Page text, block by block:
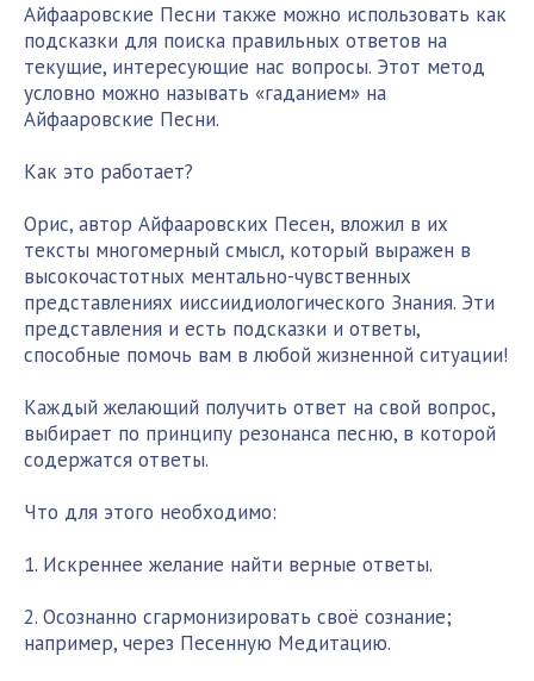
Айфааровские Песни также можно использовать как
подсказки для поиска правильных ответов на
текущие, интересующие нас вопросы. Этот метод
условно можно называть «гаданием» на
Айфааровские Песни.
Как это работает?
Орис, автор Айфааровских Песен, вложил в их
тексты многомерный смысл, который выражен в
высокочастотных ментально-чувственных
представлениях ииссиидиологического Знания. Эти
представления и есть подсказки и ответы,
способные помочь вам в любой жизненной ситуации!
Каждый желающий получить ответ на свой вопрос,
выбирает по принципу резонанса песню, в которой
содержатся ответы.
Что для этого необходимо:
1. Искреннее желание найти верные ответы.
2. Осознанно сгармонизировать своё сознание;
например, через Песенную Медитацию.